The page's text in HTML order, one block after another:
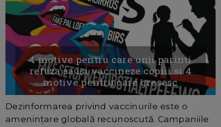
4 motive pentru care unii parinti
refuza sa isi vaccineze copiii si 4
motive pentru care gresesc
Dezinformarea privind vaccinurile este o
amenințare globală recunoscută. Campaniile